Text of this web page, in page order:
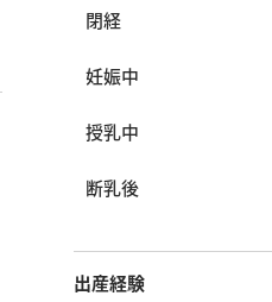
閉経
妊娠中
授乳中
断乳後
出産経験